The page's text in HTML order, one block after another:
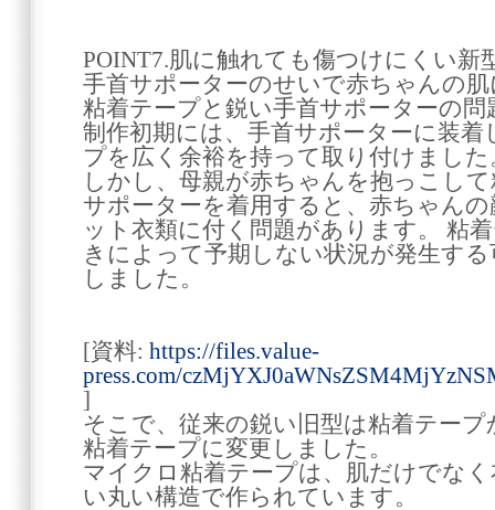
POINT7.肌に触れても傷つけにくい新
手首サポーターのせいで赤ちゃんの
粘着テープと鋭い手首サポーターの問
制作初期には、手首サポーターに装
プを広く余裕を持って取り付けました
しかし、母親が赤ちゃんを抱っこし
サポーターを着用すると、赤ちゃん
ット衣類に付く問題があります。 粘
きによって予期しない状況が発生す
しました。
[資料: https://files.value-
press.com/
]
そこで、従来の鋭い旧型は粘着テー
粘着テープに変更しました。
マイクロ粘着テープは、肌だけでな
い丸い構造で作られています。